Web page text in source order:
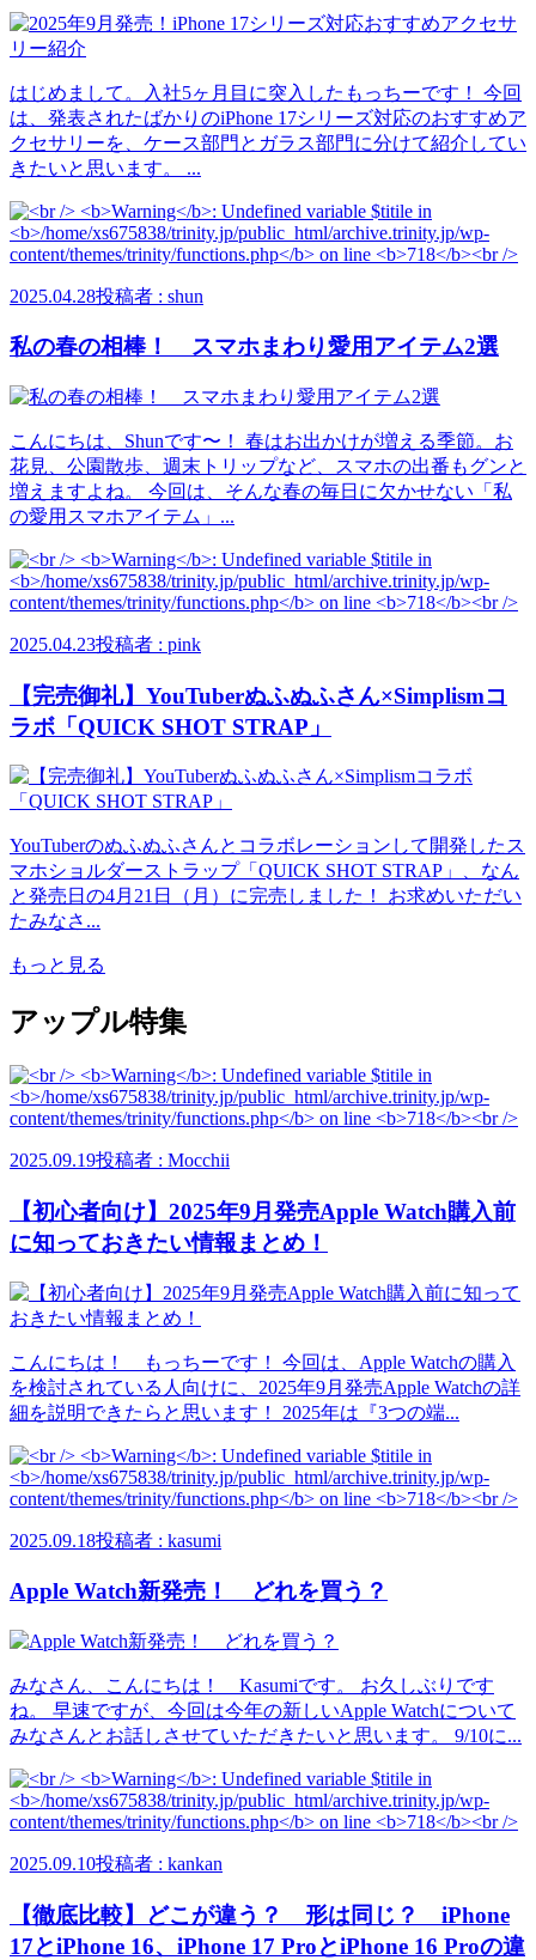
はじめまして。入社5ヶ月目に突入したもっちーです！ 今回
は、発表されたばかりのiPhone 17シリーズ対応のおすすめア
クセサリーを、ケース部門とガラス部門に分けて紹介してい
きたいと思います。 ...
2025.04.28投稿者 : shun
私の春の相棒！ スマホまわり愛用アイテム2選
こんにちは、Shunです〜！ 春はお出かけが増える季節。お
花見、公園散歩、週末トリップなど、スマホの出番もグンと
増えますよね。 今回は、そんな春の毎日に欠かせない「私
の愛用スマホアイテム」...
2025.04.23投稿者 : pink
【完売御礼】YouTuberぬふぬふさん×Simplismコ
ラボ「QUICK SHOT STRAP」
YouTuberのぬふぬふさんとコラボレーションして開発したス
マホショルダーストラップ「QUICK SHOT STRAP」、なん
と発売日の4月21日（月）に完売しました！ お求めいただい
たみなさ...
もっと見る
アップル特集
2025.09.19投稿者 : Mocchii
【初心者向け】2025年9月発売Apple Watch購入前
に知っておきたい情報まとめ！
こんにちは！ もっちーです！ 今回は、Apple Watchの購入
を検討されている人向けに、2025年9月発売Apple Watchの詳
細を説明できたらと思います！ 2025年は『3つの端...
2025.09.18投稿者 : kasumi
Apple Watch新発売！ どれを買う？
みなさん、こんにちは！ Kasumiです。 お久しぶりです
ね。 早速ですが、今回は今年の新しいApple Watchについて
みなさんとお話しさせていただきたいと思います。 9/10に...
2025.09.10投稿者 : kankan
【徹底比較】どこが違う？ 形は同じ？ iPhone
17とiPhone 16、iPhone 17 ProとiPhone 16 Proの違